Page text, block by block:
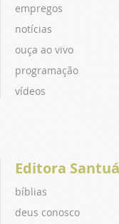
empregos
notícias
ouça ao vivo
programação
vídeos
Editora
bíblias
deus conosco